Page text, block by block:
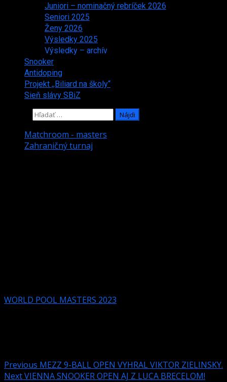
Juniori – nominačný rebríček 2026
Seniori 2025
Ženy 2026
Výsledky 2025
Výsledky – archív
Snooker
Antidoping
Projekt ,,Biliard na školy“
Sieň slávy SBiZ
Matchroom - masters
Zahraničný turnaj
WORLD POOL MASTERS 2023
Previous MEZZ 9-BALL OPEN VYHRAL VIKTOR ZIELINSKY.
NextVIENNA SNOOKER OPEN AJ Z LUCA BRECELOM!